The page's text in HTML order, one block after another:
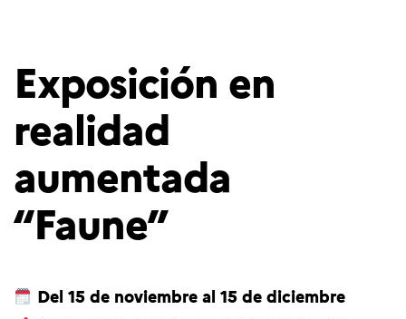
Exposición en
realidad
aumentada
“Faune”
Del 15 de noviembre al 15 de diciembre